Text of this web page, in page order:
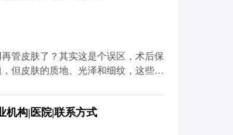
。拉皮从来不是抗衰的终点，只是帮
是维持年轻态的核心。你对皮肤用
升术的问题，可以去官方媒体平台
管皮肤了？其实这是个误区，术后保
但皮肤的质地、光泽和细纹，这些细
状态，但皮肤的自然衰老过程并没有
水量不够，也可以在医生指导下配合
机构|医院|联系方式